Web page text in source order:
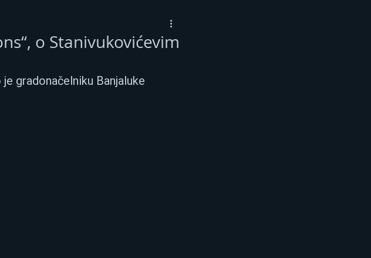
o Stanivukovićevim
gradonačelniku Banjaluke